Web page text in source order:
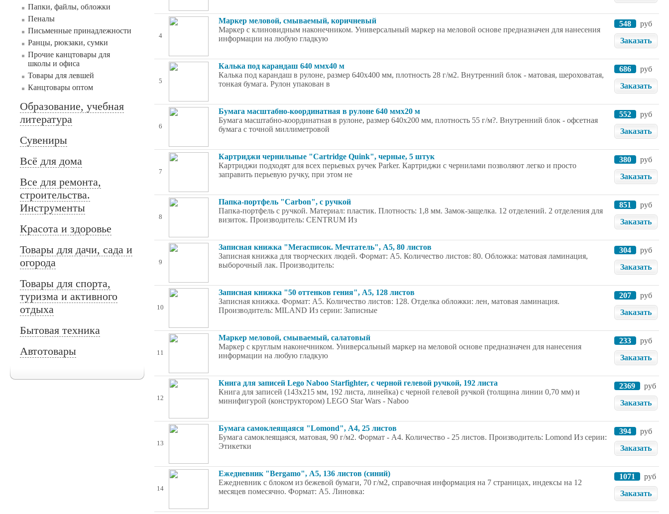
Папки, файлы, обложки
Пеналы
Письменные принадлежности
Ранцы, рюкзаки, сумки
Прочие канцтовары для
школы и офиса
Товары для левшей
Канцтовары оптом
Образование, учебная
литература
Сувениры
Всё для дома
Все для ремонта,
строительства.
Инструменты
Красота и здоровье
Товары для дачи, сада и
огорода
Товары для спорта,
туризма и активного
отдыха
Бытовая техника
Автотовары
4
Маркер меловой, смываемый, коричневый
Маркер с клиновидным наконечником. Универсальный маркер на меловой основе предназначен для нанесения
информации на любую гладкую
548
руб
Заказать
5
Калька под карандаш 640 ммх40 м
Калька под карандаш в рулоне, размер 640х400 мм, плотность 28 г/м2. Внутренний блок - матовая, шероховатая,
тонкая бумага. Рулон упакован в
686
руб
Заказать
6
Бумага масштабно-координатная в рулоне 640 ммх20 м
Бумага масштабно-координатная в рулоне, размер 640x200 мм, плотность 55 г/м?. Внутренний блок - офсетная
бумага с точной миллиметровой
552
руб
Заказать
7
Картриджи чернильные "Cartridge Quink", черные, 5 штук
Картриджи подходят для всех перьевых ручек Parker. Картриджи с чернилами позволяют легко и просто
заправить перьевую ручку, при этом не
380
руб
Заказать
8
Папка-портфель "Carbon", с ручкой
Папка-портфель с ручкой. Материал: пластик. Плотность: 1,8 мм. Замок-защелка. 12 отделений. 2 отделения для
визиток. Производитель: CENTRUM Из
851
руб
Заказать
9
Записная книжка "Мегасписок. Мечтатель", А5, 80 листов
Записная книжка для творческих людей. Формат: А5. Количество листов: 80. Обложка: матовая ламинация,
выборочный лак. Производитель:
304
руб
Заказать
10
Записная книжка "50 оттенков гения", А5, 128 листов
Записная книжка. Формат: А5. Количество листов: 128. Отделка обложки: лен, матовая ламинация.
Производитель: MILAND Из серии: Записные
207
руб
Заказать
11
Маркер меловой, смываемый, салатовый
Маркер с круглым наконечником. Универсальный маркер на меловой основе предназначен для нанесения
информации на любую гладкую
233
руб
Заказать
12
Книга для записей Lego Naboo Starfighter, с черной гелевой ручкой, 192 листа
Книга для записей (143х215 мм, 192 листа, линейка) с черной гелевой ручкой (толщина линии 0,70 мм) и
минифигурой (конструктором) LEGO Star Wars - Naboo
2369
руб
Заказать
13
Бумага самоклеящаяся "Lomond", А4, 25 листов
Бумага самоклеящаяся, матовая, 90 г/м2. Формат - А4. Количество - 25 листов. Производитель: Lomond Из серии:
Этикетки
394
руб
Заказать
14
Ежедневник "Bergamo", А5, 136 листов (синий)
Ежедневник с блоком из бежевой бумаги, 70 г/м2, справочная информация на 7 страницах, индексы на 12
месяцев помесячно. Формат: А5. Линовка:
1071
руб
Заказать